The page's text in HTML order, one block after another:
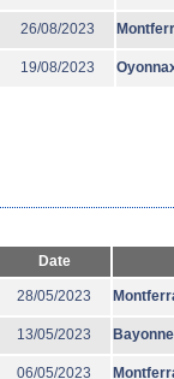
26/08/2023
19/08/2023
Date
28/05/2023
13/05/2023 Bayonne
06/05/2023